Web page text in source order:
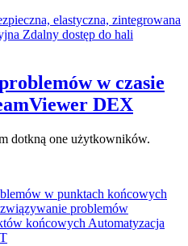
elastyczna, zintegrowana
Zdalny dostęp do hali
w czasie
DEX
dotkną one użytkowników.
w punktach końcowych
problemów
końcowych Automatyzacja